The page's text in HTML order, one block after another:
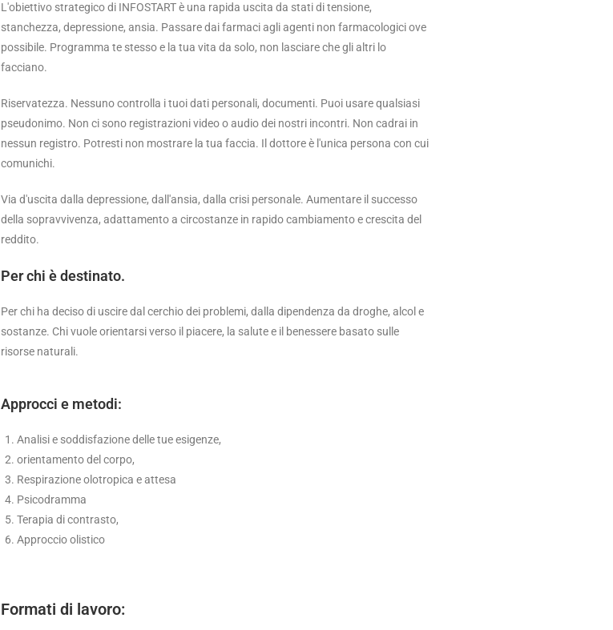
L'obiettivo strategico di INFOSTART è una rapida uscita da stati di tensione,
stanchezza, depressione, ansia. Passare dai farmaci agli agenti non farmacologici ove
possibile. Programma te stesso e la tua vita da solo, non lasciare che gli altri lo
facciano.
Riservatezza. Nessuno controlla i tuoi dati personali, documenti. Puoi usare qualsiasi
pseudonimo. Non ci sono registrazioni video o audio dei nostri incontri. Non cadrai in
nessun registro. Potresti non mostrare la tua faccia. Il dottore è l'unica persona con cui
comunichi.
Via d'uscita dalla depressione, dall'ansia, dalla crisi personale. Aumentare il successo
della sopravvivenza, adattamento a circostanze in rapido cambiamento e crescita del
reddito.
Per chi è destinato.
Per chi ha deciso di uscire dal cerchio dei problemi, dalla dipendenza da droghe, alcol e
sostanze. Chi vuole orientarsi verso il piacere, la salute e il benessere basato sulle
risorse naturali.
Approcci e metodi:
Analisi e soddisfazione delle tue esigenze,
orientamento del corpo,
Respirazione olotropica e attesa
Psicodramma
Terapia di contrasto,
Approccio olistico
Formati di lavoro: